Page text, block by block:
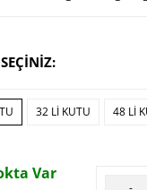
32 LI KUTU 48 LI
Var